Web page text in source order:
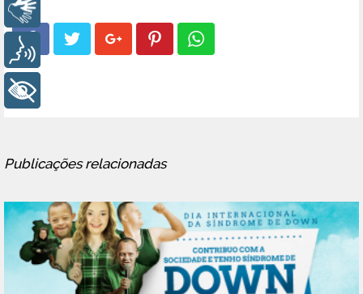
Publicações relacionadas
Voz